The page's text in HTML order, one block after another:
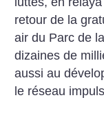
retour de la
air du Parc de
dizaines de
aussi au
le réseau